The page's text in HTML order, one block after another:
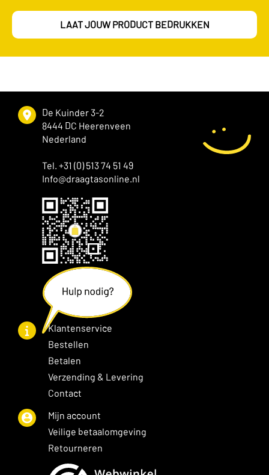
LAAT JOUW PRODUCT BEDRUKKEN
De Kuinder 3-2
8444 DC Heerenveen
Nederland
Tel. +31 (0) 513 74 51 49
Info@draagtasonline.nl
Klantenservice
Bestellen
Betalen
Verzending & Levering
Contact
Mijn account
Veilige betaalomgeving
Retourneren